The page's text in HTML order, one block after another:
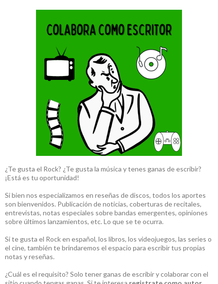
¿Te gusta el Rock? ¿Te gusta la música y tenes ganas de escribir?
¡Está es tu oportunidad!
Si bien nos especializamos en reseñas de discos, todos los aportes
son bienvenidos. Publicación de noticias, coberturas de recitales,
entrevistas, notas especiales sobre bandas emergentes, opiniones
sobre últimos lanzamientos, etc. Lo que se te ocurra.
Si te gusta el Rock en español, los libros, los videojuegos, las series o
el cine, también te brindaremos el espacio para escribir tus propias
notas y reseñas.
¿Cuál es el requisito? Solo tener ganas de escribir y colaborar con el